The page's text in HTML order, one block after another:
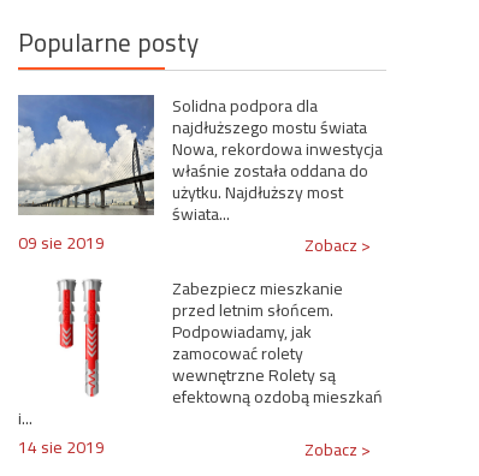
Popularne posty
Solidna podpora dla
najdłuższego mostu świata
Nowa, rekordowa inwestycja
właśnie została oddana do
użytku. Najdłuższy most
świata...
09 sie 2019
Zobacz >
Zabezpiecz mieszkanie
przed letnim słońcem.
Podpowiadamy, jak
zamocować rolety
wewnętrzne Rolety są
efektowną ozdobą mieszkań
i...
14 sie 2019
Zobacz >